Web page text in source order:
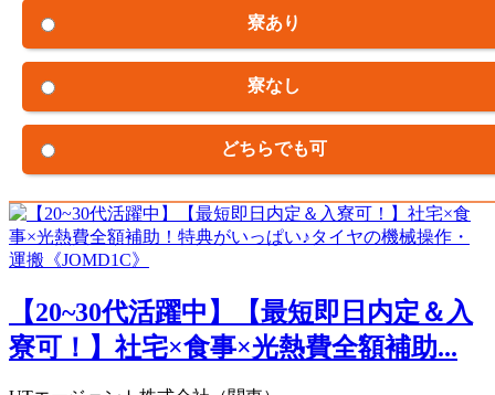
寮あり
寮なし
どちらでも可
【20~30代活躍中】【最短即日内定＆入
寮可！】社宅×食事×光熱費全額補助...